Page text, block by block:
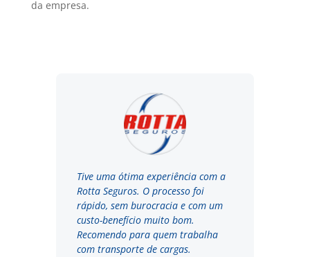
da empresa.
Tive uma ótima experiência com a
Rotta Seguros. O processo foi
rápido, sem burocracia e com um
custo-benefício muito bom.
Recomendo para quem trabalha
com transporte de cargas.